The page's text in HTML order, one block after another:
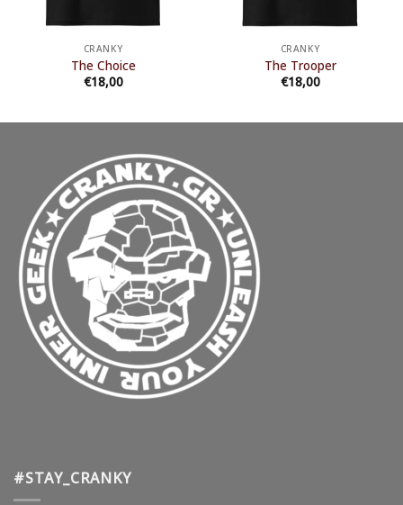
CRANKY
The Choice
€18,00
CRANKY
The Trooper
€18,00
#STAY_CRANKY